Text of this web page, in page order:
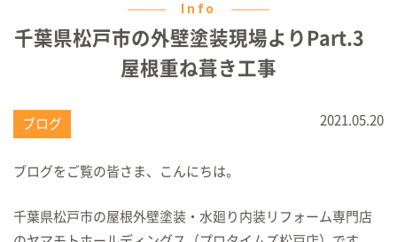
Info
千葉県松戸市の外壁塗装現場よりPart.3
屋根重ね葺き工事
ブログ 2021.05.20
ブログをご覧の皆さま、こんにちは。
千葉県松戸市の屋根外壁塗装・水廻り内装リフォーム専門店